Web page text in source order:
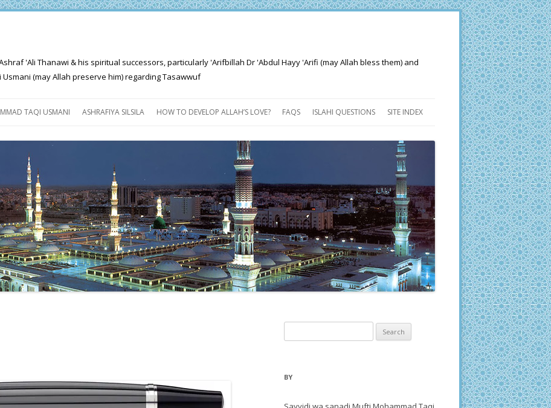
'Ali Thanawi & his spiritual successors, particularly 'Arifbillah Dr 'Abdul Hayy 'Arifi (may Allah bless them) and
(may Allah preserve him) regarding Tasawwuf
TAQI USMANI ASHRAFIYA SILSILA
FOR THE SEEKER
PROGRESS EXPLAINED
HOW TO DEVELOP ALLAH’S LOVE? FAQS ISLAHI QUESTIONS SITE INDEX
for:
BY